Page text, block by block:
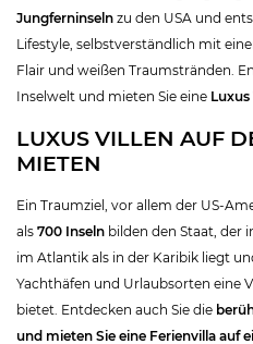
Jungferninseln zu den USA und
Lifestyle, selbstverständlich mit
Flair und weißen Traumstränden.
Inselwelt und mieten Sie eine Luxus
LUXUS VILLEN AUF
MIETEN
Ein Traumziel, vor allem der US-
als 700 Inseln bilden den Staat, der
im Atlantik als in der Karibik liegt
Yachthäfen und Urlaubsorten eine
bietet. Entdecken auch Sie die
und mieten Sie eine Ferienvilla auf